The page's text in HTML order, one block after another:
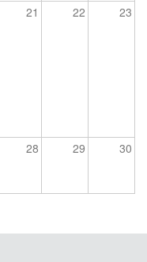
21 22 23
28 29 30